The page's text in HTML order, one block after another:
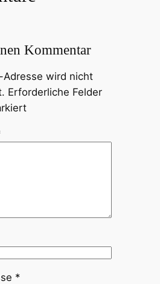
Kommentar
Adresse wird nicht
Erforderliche Felder
*